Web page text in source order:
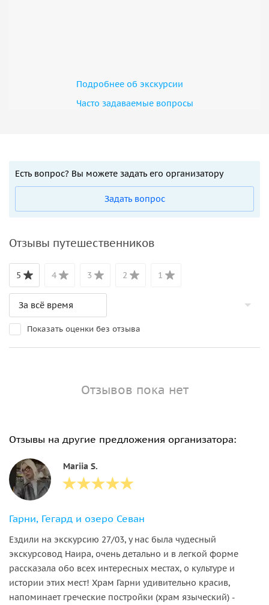
Подробнее об экскурсии
Часто задаваемые вопросы
Есть вопрос? Вы можете задать его организатору
Задать вопрос
Отзывы путешественников
5 4 3 2 1
Показать оценки без отзыва
Отзывов пока нет
Отзывы на другие предложения организатора:
Mariia S.
Гарни, Гегард и озеро Севан
Ездили на экскурсию 27/03, у нас была чудесный
экскурсовод Наира, очень детально и в легкой форме
рассказала обо всех интересных местах, о культуре и
истории этих мест! Храм Гарни удивительно красив,
напоминает греческие постройки (храм языческий) -